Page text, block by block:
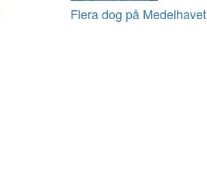
Flera dog på Medelhavet